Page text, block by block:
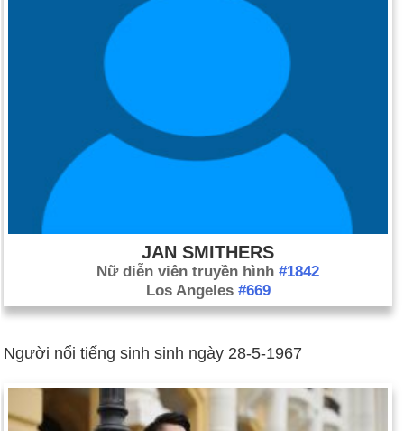
JAN SMITHERS
Nữ diễn viên truyền hình #1842
Los Angeles #669
Người nổi tiếng sinh sinh ngày 28-5-1967